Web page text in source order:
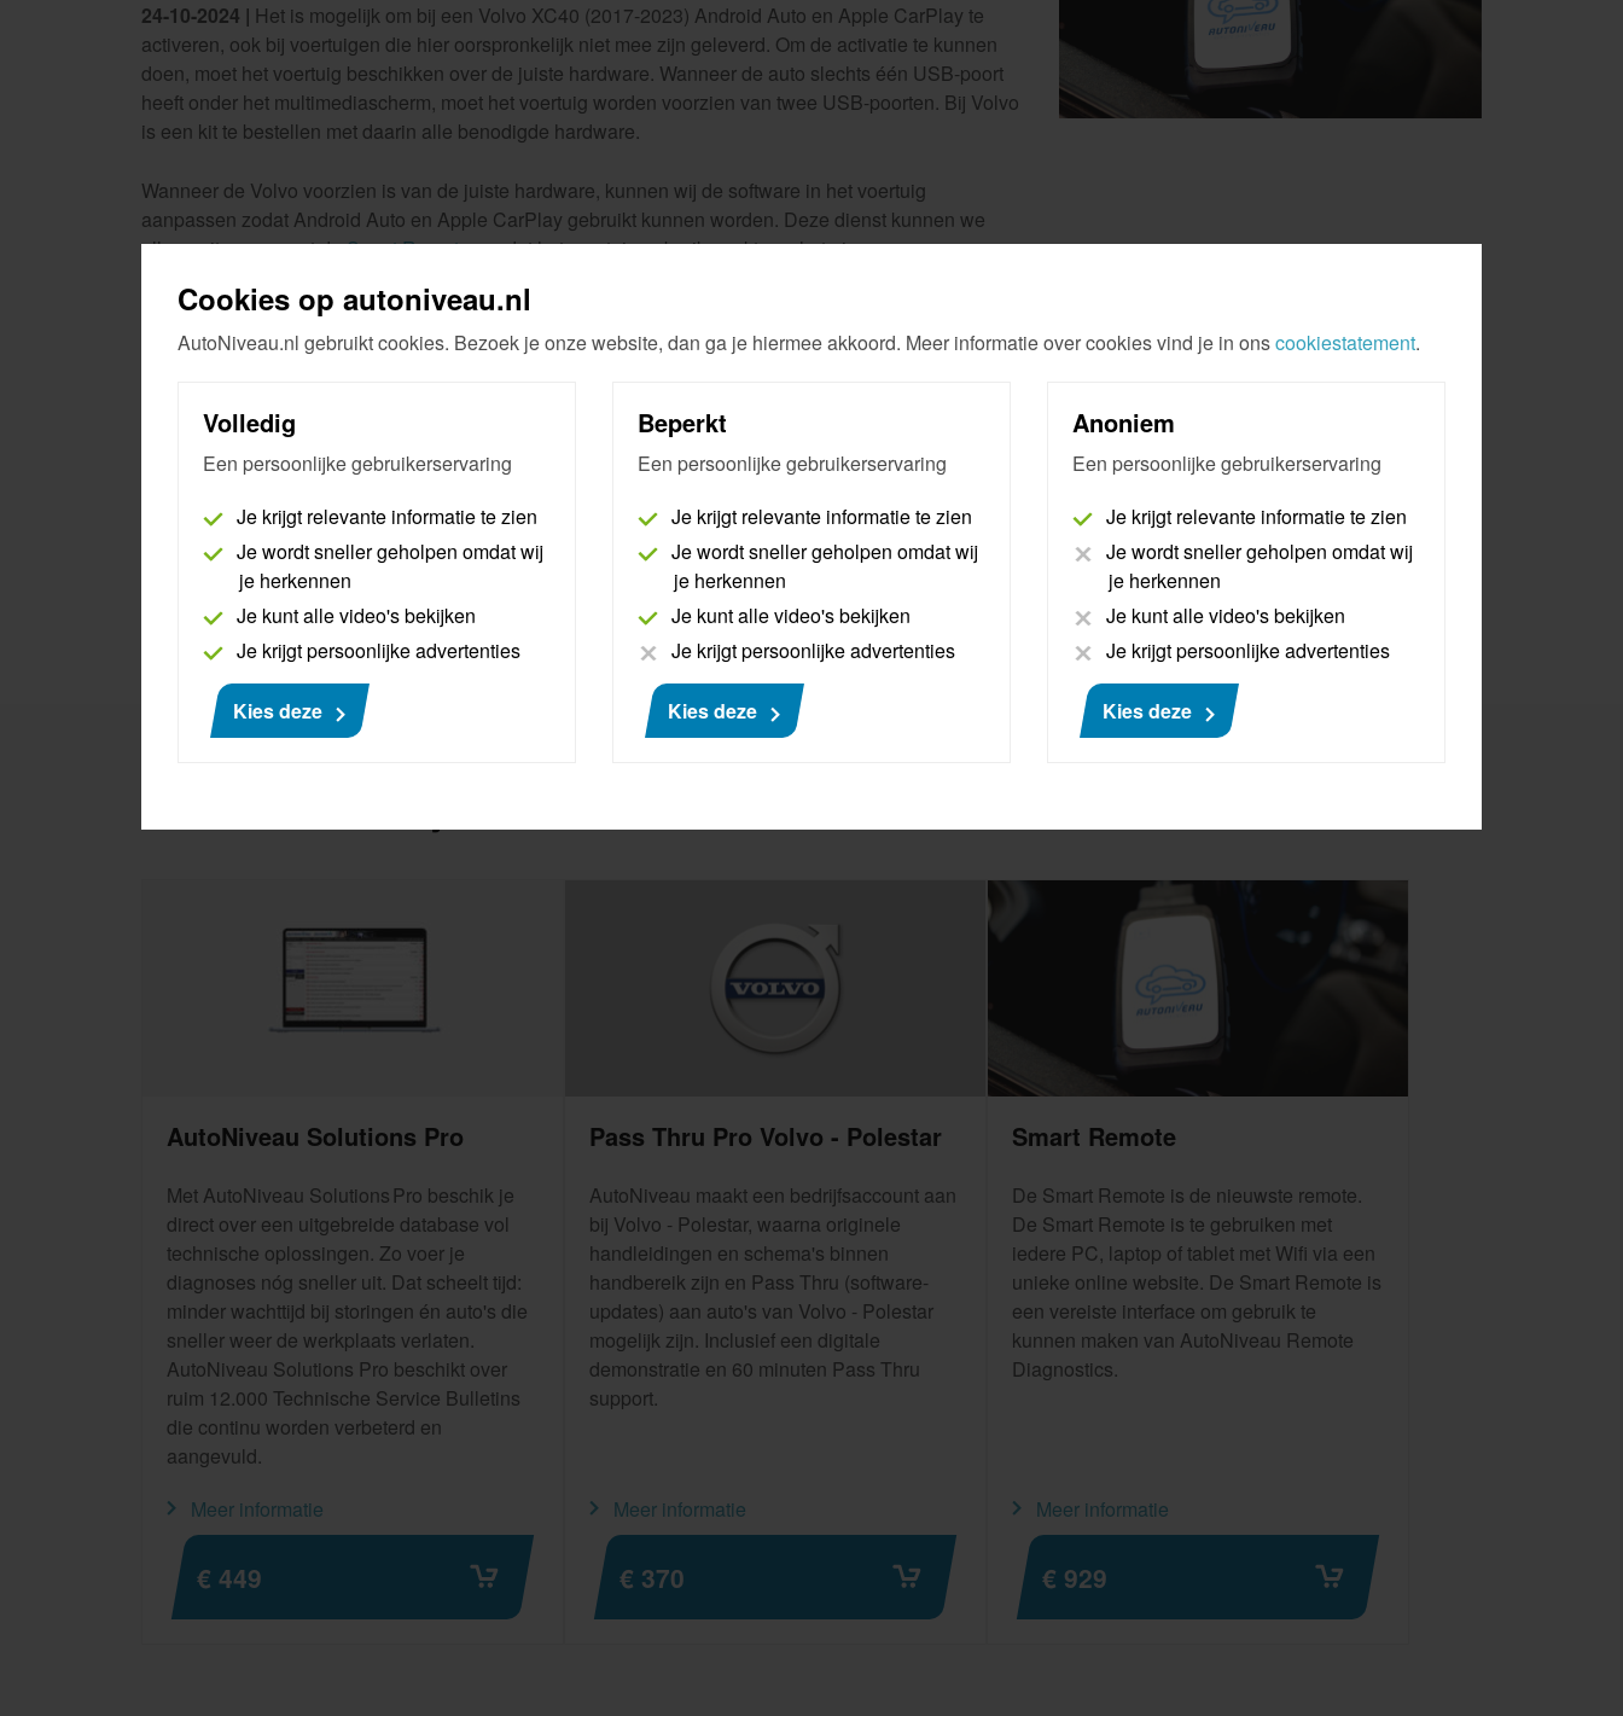
Cookies op autoniveau.nl
AutoNiveau.nl gebruikt cookies. Bezoek je onze website, dan ga je hiermee akkoord. Meer informatie over cookies vind je in onscookiestatement.
Volledig
Een persoonlijke gebruikerservaring
Je krijgt relevante informatie te zien
Je wordt sneller geholpen omdat wij
je herkennen
Je kunt alle video's bekijken
Je krijgt persoonlijke advertenties
Kies deze
Beperkt
Een persoonlijke gebruikerservaring
Je krijgt relevante informatie te zien
Je wordt sneller geholpen omdat wij
je herkennen
Je kunt alle video's bekijken
Je krijgt persoonlijke advertenties
Kies deze
Anoniem
Een persoonlijke gebruikerservaring
Je krijgt relevante informatie te zien
Je wordt sneller geholpen omdat wij
je herkennen
Je kunt alle video's bekijken
Je krijgt persoonlijke advertenties
Kies deze
24-10-2024 | Het is mogelijk om bij een Volvo XC40 (2017-2023) Android Auto en Apple CarPlay te
activeren, ook bij voertuigen die hier oorspronkelijk niet mee zijn geleverd. Om de activatie te kunnen
doen, moet het voertuig beschikken over de juiste hardware. Wanneer de auto slechts één USB-poort
heeft onder het multimediascherm, moet het voertuig worden voorzien van twee USB-poorten. Bij Volvo
is een kit te bestellen met daarin alle benodigde hardware.
Wanneer de Volvo voorzien is van de juiste hardware, kunnen wij de software in het voertuig
aanpassen zodat Android Auto en Apple CarPlay gebruikt kunnen worden. Deze dienst kunnen we
alleen uitvoeren met deSmart Remote, omdat het voertuig gebruikmaakt van het nieuwe
Sinds de facelift van de Volvo XC40 in 2023 is deze voorzien van Google-software in het
multimediasysteem. Bij deze voertuigen kunnen Apple CarPlay en Android Auto niet worden
AutoNiveau Remote Diagnostics Newsflashes Smart Remote
Volledige ondersteuning Volvo EX30 Volvo OEM trekhaakconfiguratie
Volvo airbag reset
AutoNiveau Solutions Pro
Met AutoNiveau Solutions Pro beschik je
direct over een uitgebreide database vol
technische oplossingen. Zo voer je
diagnoses nóg sneller uit. Dat scheelt tijd:
minder wachttijd bij storingen én auto's die
sneller weer de werkplaats verlaten.
AutoNiveau Solutions Pro beschikt over
ruim 12.000 Technische Service Bulletins
die continu worden verbeterd en
aangevuld.
Meer informatie
€ 449
Pass Thru Pro Volvo - Polestar
AutoNiveau maakt een bedrijfsaccount aan
bij Volvo - Polestar, waarna originele
handleidingen en schema's binnen
handbereik zijn en Pass Thru (software-
updates) aan auto's van Volvo - Polestar
mogelijk zijn. Inclusief een digitale
demonstratie en 60 minuten Pass Thru
support.
Meer informatie
€ 370
Smart Remote
De Smart Remote is de nieuwste remote.
De Smart Remote is te gebruiken met
iedere PC, laptop of tablet met Wifi via een
unieke online website. De Smart Remote is
een vereiste interface om gebruik te
kunnen maken van AutoNiveau Remote
Diagnostics.
Meer informatie
€ 929